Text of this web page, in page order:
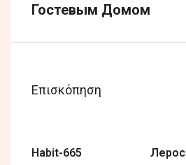
Гостевым Домом
Επισκόπηση
Habit-665 Лерос